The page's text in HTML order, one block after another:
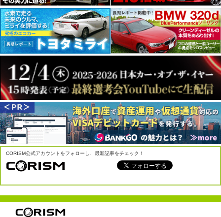
CORISM公式アカウントをフォローし、最新記事をチェック！